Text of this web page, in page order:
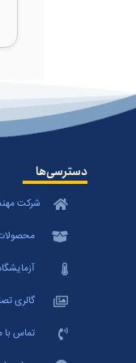
دسترسی‌ها
شرکت
گالری
تماس با